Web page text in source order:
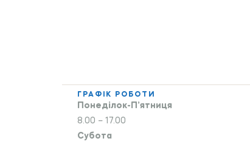
ГРАФІК РОБОТИ
Понеділок-П’ятниця
8.00 – 17.00
Субота